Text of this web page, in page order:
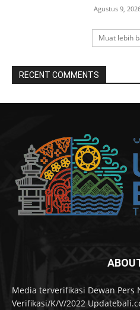
Agustus 9,
Muat lebih
RECENT COMMENTS
Media terverifikasi Dewan Pers
Verifikasi/K/V/2022